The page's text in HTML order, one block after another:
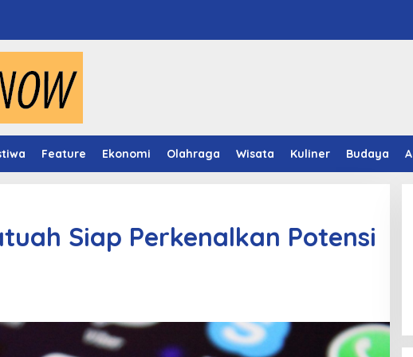
Feature Ekonomi Olahraga Wisata Kuliner Budaya
Siap Perkenalkan Potensi